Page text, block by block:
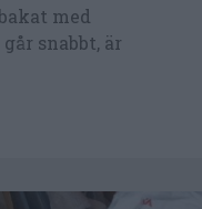
med
snabbt, är